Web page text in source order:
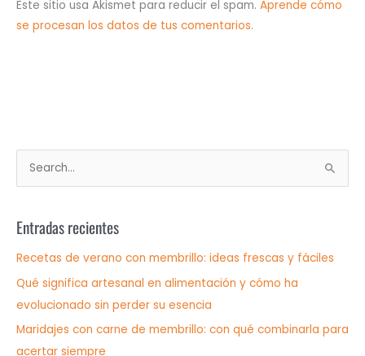
Este sitio usa Akismet para reducir el spam. Aprende cómo
se procesan los datos de tus comentarios.
u
c
a
r
p
o
r
Entradas recientes
Recetas de verano con membrillo: ideas frescas y fáciles
Qué significa artesanal en alimentación y cómo ha
evolucionado sin perder su esencia
Maridajes con carne de membrillo: con qué combinarla para
acertar siempre